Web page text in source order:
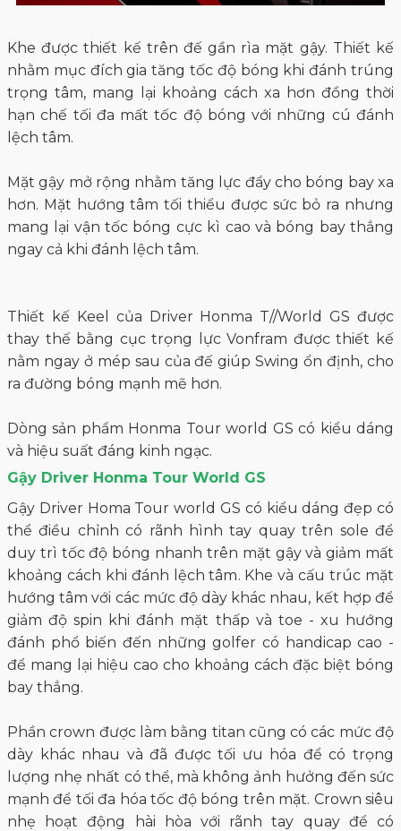
Khe được thiết kế trên đế gần rìa mặt gậy. Thiết kế
nhằm mục đích gia tăng tốc độ bóng khi đánh trúng
trọng tâm, mang lại khoảng cách xa hơn đồng thời
hạn chế tối đa mất tốc độ bóng với những cú đánh
lệch tâm.
Mặt gậy mở rộng nhằm tăng lực đẩy cho bóng bay xa
hơn. Mặt hướng tâm tối thiểu được sức bỏ ra nhưng
mang lại vận tốc bóng cực kì cao và bóng bay thẳng
ngay cả khi đánh lệch tâm.
Thiết kế Keel của Driver Honma T//World GS được
thay thế bằng cục trọng lực Vonfram được thiết kế
nằm ngay ở mép sau của đế giúp Swing ổn định, cho
ra đường bóng mạnh mẽ hơn.
Dòng sản phẩm Honma Tour world GS có kiểu dáng
và hiệu suất đáng kinh ngạc.
Gậy Driver Honma Tour World GS
Gậy Driver Homa Tour world GS có kiểu dáng đẹp có
thể điều chỉnh có rãnh hình tay quay trên sole để
duy trì tốc độ bóng nhanh trên mặt gậy và giảm mất
khoảng cách khi đánh lệch tâm. Khe và cấu trúc mặt
hướng tâm với các mức độ dày khác nhau, kết hợp để
giảm độ spin khi đánh mặt thấp và toe - xu hướng
đánh phổ biến đến những golfer có handicap cao -
để mang lại hiệu cao cho khoảng cách đặc biệt bóng
bay thẳng.
Phần crown được làm bằng titan cũng có các mức độ
dày khác nhau và đã được tối ưu hóa để có trọng
lượng nhẹ nhất có thể, mà không ảnh hưởng đến sức
mạnh để tối đa hóa tốc độ bóng trên mặt. Crown siêu
nhẹ hoạt động hài hòa với rãnh tay quay để có